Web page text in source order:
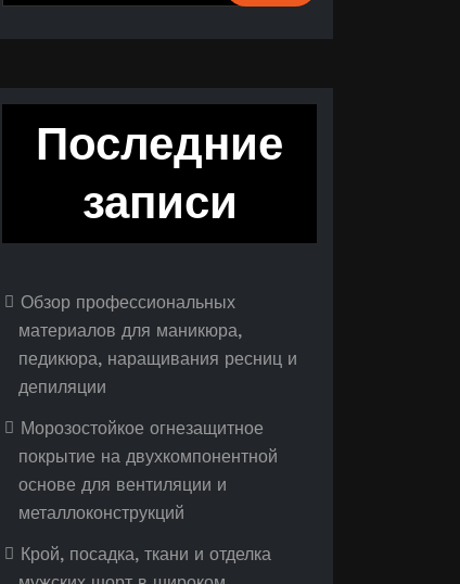
Последние
записи
Обзор профессиональных
материалов для маникюра,
педикюра, наращивания ресниц и
депиляции
Морозостойкое огнезащитное
покрытие на двухкомпонентной
основе для вентиляции и
металлоконструкций
Крой, посадка, ткани и отделка